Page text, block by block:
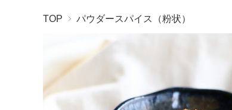
TOP パウダースパイス（粉状）